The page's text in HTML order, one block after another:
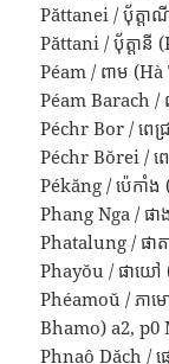
Păttanei / ប៉័ត្ត
Păttani / ប៉័ត្តានី
Péam / ពាម
Péam Barach /
Péchr Bor / ពេ
Péchr Bŏrei / ព
Pékăng / ប៉េកាំ
Phang Nga / ផ
Phatalung / ផា
Phayŏu / ផាយៅ
Phéamoŭ / ភា
Bhamo) a2, p0
Phnaô Dăch / ផ្